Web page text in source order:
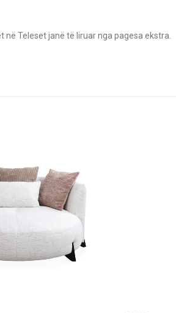
Teleset janë të liruar nga pagesa ekstra.